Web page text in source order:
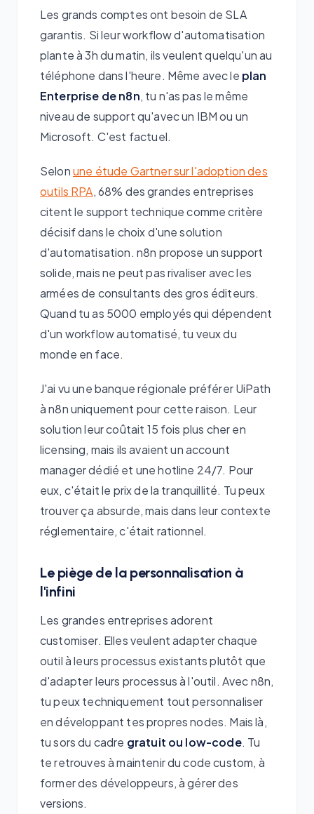
Les grands comptes ont besoin de SLA
garantis. Si leur workflow d'automatisation
plante à 3h du matin, ils veulent quelqu'un au
téléphone dans l'heure. Même avec le plan
Enterprise de n8n, tu n'as pas le même
niveau de support qu'avec un IBM ou un
Microsoft. C'est factuel.
Selonune étude Gartner sur l'adoption des
outils RPA, 68% des grandes entreprises
citent le support technique comme critère
décisif dans le choix d'une solution
d'automatisation. n8n propose un support
solide, mais ne peut pas rivaliser avec les
armées de consultants des gros éditeurs.
Quand tu as 5000 employés qui dépendent
d'un workflow automatisé, tu veux du
monde en face.
J'ai vu une banque régionale préférer UiPath
à n8n uniquement pour cette raison. Leur
solution leur coûtait 15 fois plus cher en
licensing, mais ils avaient un account
manager dédié et une hotline 24/7. Pour
eux, c'était le prix de la tranquillité. Tu peux
trouver ça absurde, mais dans leur contexte
réglementaire, c'était rationnel.
Le piège de la personnalisation à
l'infini
Les grandes entreprises adorent
customiser. Elles veulent adapter chaque
outil à leurs processus existants plutôt que
d'adapter leurs processus à l'outil. Avec n8n,
tu peux techniquement tout personnaliser
en développant tes propres nodes. Mais là,
tu sors du cadre gratuit ou low-code. Tu
te retrouves à maintenir du code custom, à
former des développeurs, à gérer des
versions.